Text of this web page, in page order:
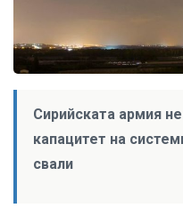
Сирийската армия
капацитет на
свали